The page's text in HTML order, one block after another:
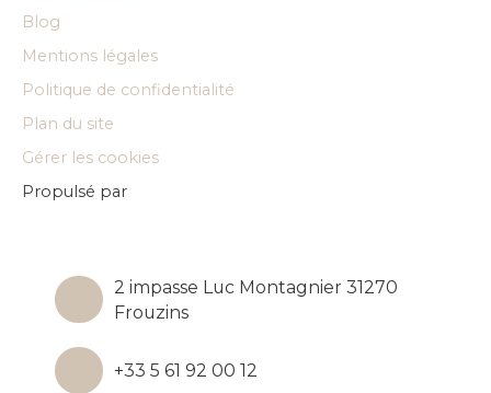
Blog
Mentions légales
Politique de confidentialité
Plan du site
Gérer les cookies
Propulsé par
2 impasse Luc Montagnier 31270
Frouzins
+33 5 61 92 00 12